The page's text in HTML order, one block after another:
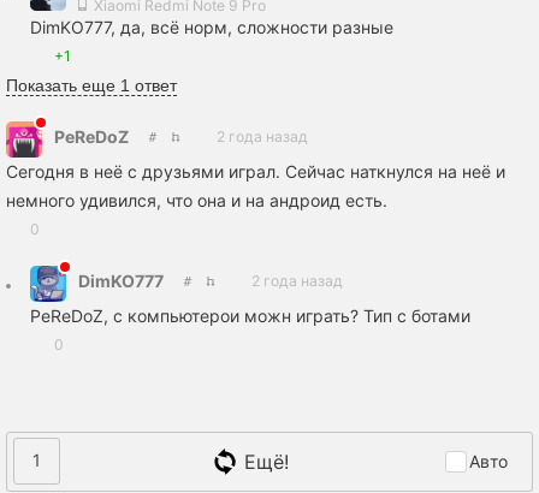
Xiaomi Redmi Note 9 Pro
DimKO777, да, всё норм, сложности разные
+1
Показать еще 1 ответ
PeReDoZ 2 года назад
Сегодня в неё с друзьями играл. Сейчас наткнулся на неё и
немного удивился, что она и на андроид есть.
0
DimKO777 2 года назад
PeReDoZ, с компьютерои можн играть? Тип с ботами
0
1 Ещё! Авто